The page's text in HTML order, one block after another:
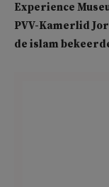
Experience
PVV-Kamerlid
de islam